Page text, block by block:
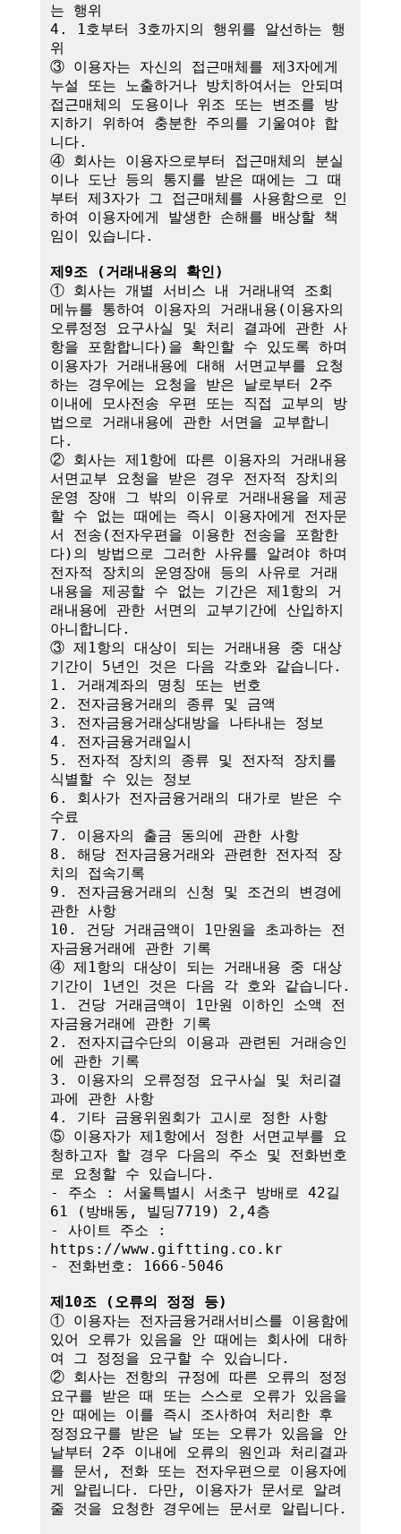
는 행위
4. 1호부터 3호까지의 행위를 알선하는 행
위
③ 이용자는 자신의 접근매체를 제3자에게
누설 또는 노출하거나 방치하여서는 안되며
접근매체의 도용이나 위조 또는 변조를 방
지하기 위하여 충분한 주의를 기울여야 합
니다.
④ 회사는 이용자으로부터 접근매체의 분실
이나 도난 등의 통지를 받은 때에는 그 때
부터 제3자가 그 접근매체를 사용함으로 인
하여 이용자에게 발생한 손해를 배상할 책
임이 있습니다.
제9조 (거래내용의 확인)
① 회사는 개별 서비스 내 거래내역 조회
메뉴를 통하여 이용자의 거래내용(이용자의
오류정정 요구사실 및 처리 결과에 관한 사
항을 포함합니다)을 확인할 수 있도록 하며
이용자가 거래내용에 대해 서면교부를 요청
하는 경우에는 요청을 받은 날로부터 2주
이내에 모사전송 우편 또는 직접 교부의 방
법으로 거래내용에 관한 서면을 교부합니
다.
② 회사는 제1항에 따른 이용자의 거래내용
서면교부 요청을 받은 경우 전자적 장치의
운영 장애 그 밖의 이유로 거래내용을 제공
할 수 없는 때에는 즉시 이용자에게 전자문
서 전송(전자우편을 이용한 전송을 포함한
다)의 방법으로 그러한 사유를 알려야 하며
전자적 장치의 운영장애 등의 사유로 거래
내용을 제공할 수 없는 기간은 제1항의 거
래내용에 관한 서면의 교부기간에 산입하지
아니합니다.
③ 제1항의 대상이 되는 거래내용 중 대상
기간이 5년인 것은 다음 각호와 같습니다.
1. 거래계좌의 명칭 또는 번호
2. 전자금융거래의 종류 및 금액
3. 전자금융거래상대방을 나타내는 정보
4. 전자금융거래일시
5. 전자적 장치의 종류 및 전자적 장치를
식별할 수 있는 정보
6. 회사가 전자금융거래의 대가로 받은 수
수료
7. 이용자의 출금 동의에 관한 사항
8. 해당 전자금융거래와 관련한 전자적 장
치의 접속기록
9. 전자금융거래의 신청 및 조건의 변경에
관한 사항
10. 건당 거래금액이 1만원을 초과하는 전
자금융거래에 관한 기록
④ 제1항의 대상이 되는 거래내용 중 대상
기간이 1년인 것은 다음 각 호와 같습니다.
1. 건당 거래금액이 1만원 이하인 소액 전
자금융거래에 관한 기록
2. 전자지급수단의 이용과 관련된 거래승인
에 관한 기록
3. 이용자의 오류정정 요구사실 및 처리결
과에 관한 사항
4. 기타 금융위원회가 고시로 정한 사항
⑤ 이용자가 제1항에서 정한 서면교부를 요
청하고자 할 경우 다음의 주소 및 전화번호
로 요청할 수 있습니다.
- 주소 : 서울특별시 서초구 방배로 42길
61 (방배동, 빌딩7719) 2,4층
- 사이트 주소 :
https://www.giftting.co.kr
- 전화번호: 1666-5046
제10조 (오류의 정정 등)
① 이용자는 전자금융거래서비스를 이용함에
있어 오류가 있음을 안 때에는 회사에 대하
여 그 정정을 요구할 수 있습니다.
② 회사는 전항의 규정에 따른 오류의 정정
요구를 받은 때 또는 스스로 오류가 있음을
안 때에는 이를 즉시 조사하여 처리한 후
정정요구를 받은 날 또는 오류가 있음을 안
날부터 2주 이내에 오류의 원인과 처리결과
를 문서, 전화 또는 전자우편으로 이용자에
게 알립니다. 다만, 이용자가 문서로 알려
줄 것을 요청한 경우에는 문서로 알립니다.